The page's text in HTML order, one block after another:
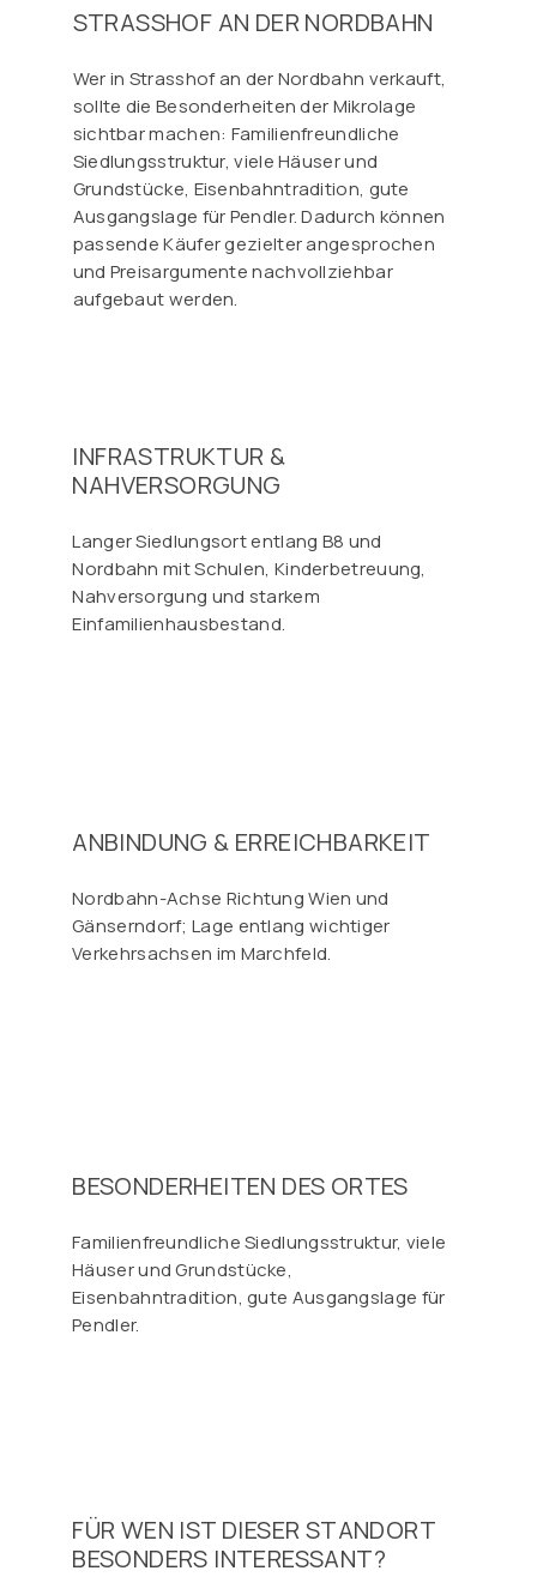
STRASSHOF AN DER NORDBAHN
Wer in Strasshof an der Nordbahn verkauft,
sollte die Besonderheiten der Mikrolage
sichtbar machen: Familienfreundliche
Siedlungsstruktur, viele Häuser und
Grundstücke, Eisenbahntradition, gute
Ausgangslage für Pendler. Dadurch können
passende Käufer gezielter angesprochen
und Preisargumente nachvollziehbar
aufgebaut werden.
INFRASTRUKTUR &
NAHVERSORGUNG
Langer Siedlungsort entlang B8 und
Nordbahn mit Schulen, Kinderbetreuung,
Nahversorgung und starkem
Einfamilienhausbestand.
ANBINDUNG & ERREICHBARKEIT
Nordbahn-Achse Richtung Wien und
Gänserndorf; Lage entlang wichtiger
Verkehrsachsen im Marchfeld.
BESONDERHEITEN DES ORTES
Familienfreundliche Siedlungsstruktur, viele
Häuser und Grundstücke,
Eisenbahntradition, gute Ausgangslage für
Pendler.
FÜR WEN IST DIESER STANDORT
BESONDERS INTERESSANT?